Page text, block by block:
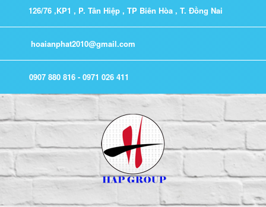
126/76 ,KP1 , P. Tân Hiệp , TP Biên Hòa , T. Đồng Nai
hoaianphat2010@gmail.com
0907 880 816 - 0971 026 411